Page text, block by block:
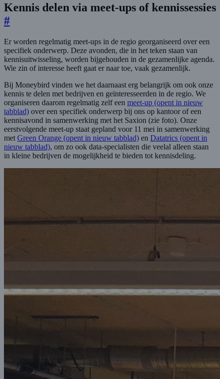
Kennis delen via meet-ups of kennissessies
#
Er worden regelmatig meet-ups in de regio georganiseerd over een
specifiek onderwerp. Deze avonden, die in het teken staan van
kennisuitwisseling, worden bijgehouden in de gezamenlijke agenda.
Wie zin of interesse heeft gaat er naar toe, vaak gezamenlijk.
Bij Moneybird vinden we het daarnaast erg belangrijk om ook onze
kennis te delen met bedrijven en geïnteresseerden in de regio. We
organiseren daarom regelmatig zelf een meet-up (opent in nieuw
tabblad) over een specifiek onderwerp bij ons op kantoor of een
kennisavond in samenwerking met het Saxion (zie foto). Onze
eerstvolgende meet-up staat gepland voor 11 mei in samenwerking
met Green Orange (opent in nieuw tabblad) en Datatrics (opent in
nieuw tabblad), om zo ook data-specialisten die veelal alleen staan
in kleine bedrijven de mogelijkheid te bieden tot kennisdeling.